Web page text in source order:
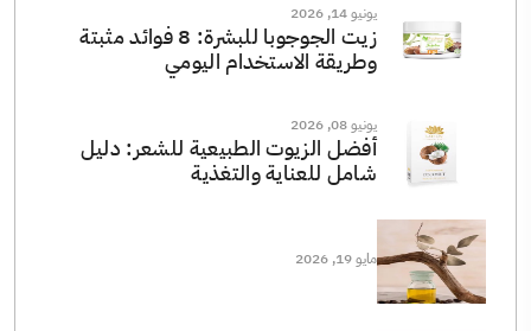
يونيو 14, 2026
زيت الجوجوبا للبشرة: 8 فوائد مثبتة
وطريقة الاستخدام اليومي
يونيو 08, 2026
أفضل الزيوت الطبيعية للشعر: دليل
شامل للعناية والتغذية
مايو 19, 2026